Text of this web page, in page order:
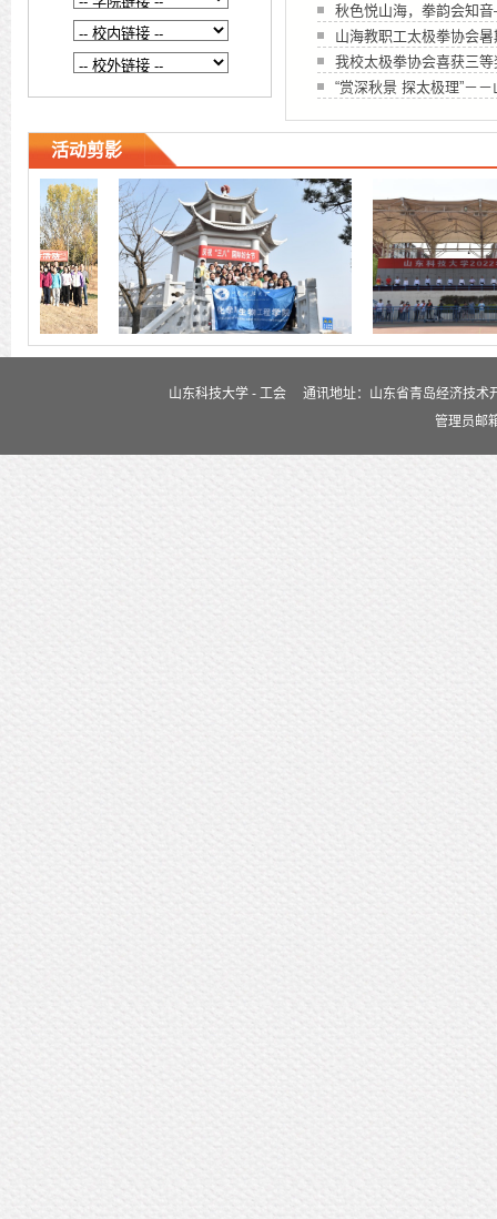
秋色悦山海，拳韵会知
山海教职工太极拳协会
我校太极拳协会喜获三等
“赏深秋景 探太极理”－
活动剪影
山东科技大学 - 工会通讯地址：山东省青岛经济技术
管理员邮